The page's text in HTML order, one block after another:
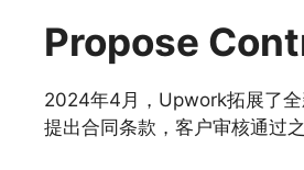
Propose
2024年4月，Upwork拓展了
提出合同条款，客户审核通过